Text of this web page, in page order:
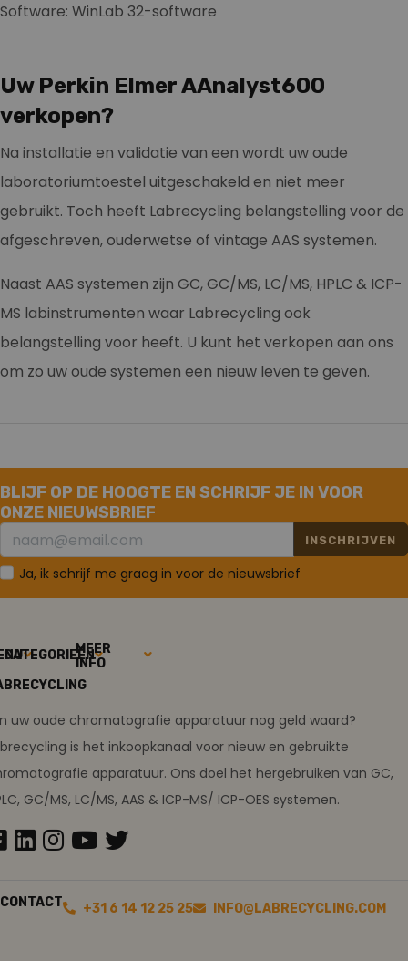
Software: WinLab 32-software
Uw Perkin Elmer AAnalyst600
verkopen?
Na installatie en validatie van een wordt uw oude
laboratoriumtoestel uitgeschakeld en niet meer
gebruikt. Toch heeft Labrecycling belangstelling voor de
afgeschreven, ouderwetse of vintage AAS systemen.
Naast AAS systemen zijn GC, GC/MS, LC/MS, HPLC & ICP-
MS labinstrumenten waar Labrecycling ook
belangstelling voor heeft. U kunt het verkopen aan ons
om zo uw oude systemen een nieuw leven te geven.
BLIJF OP DE HOOGTE EN SCHRIJF JE IN VOOR
ONZE NIEUWSBRIEF
INSCHRIJVEN
Ja, ik schrijf me graag in voor de nieuwsbrief
CATEGORIEËNMEER
INFO
uw oude chromatografie apparatuur nog geld waard?
is het inkoopkanaal voor nieuw en gebruikte
apparatuur. Ons doel het hergebruiken van GC,
GC/MS, LC/MS, AAS & ICP-MS/ ICP-OES systemen.
CONTACT +31 6 14 12 25 25 INFO@LABRECYCLING.COM